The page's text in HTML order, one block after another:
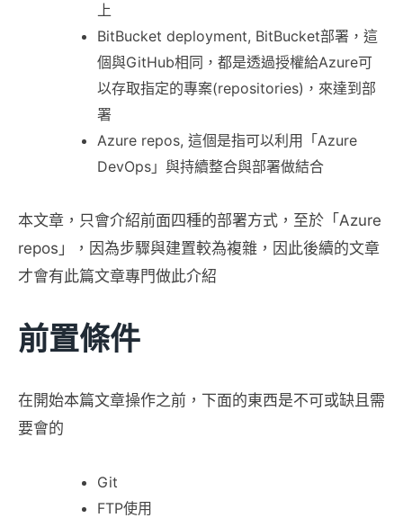
上
BitBucket deployment, BitBucket部署，這
個與GitHub相同，都是透過授權給Azure可
以存取指定的專案(repositories)，來達到部
署
Azure repos, 這個是指可以利用「Azure
DevOps」與持續整合與部署做結合
本文章，只會介紹前面四種的部署方式，至於「Azure
repos」，因為步驟與建置較為複雜，因此後續的文章
才會有此篇文章專門做此介紹
前置條件
在開始本篇文章操作之前，下面的東西是不可或缺且需
要會的
Git
FTP使用